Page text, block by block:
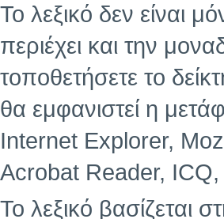
Το λεξικό δεν είναι
περιέχει και την
τοποθετήσετε το
θα εμφανιστεί η
Internet Explorer,
Acrobat Reader,
Το λεξικό βασίζεται